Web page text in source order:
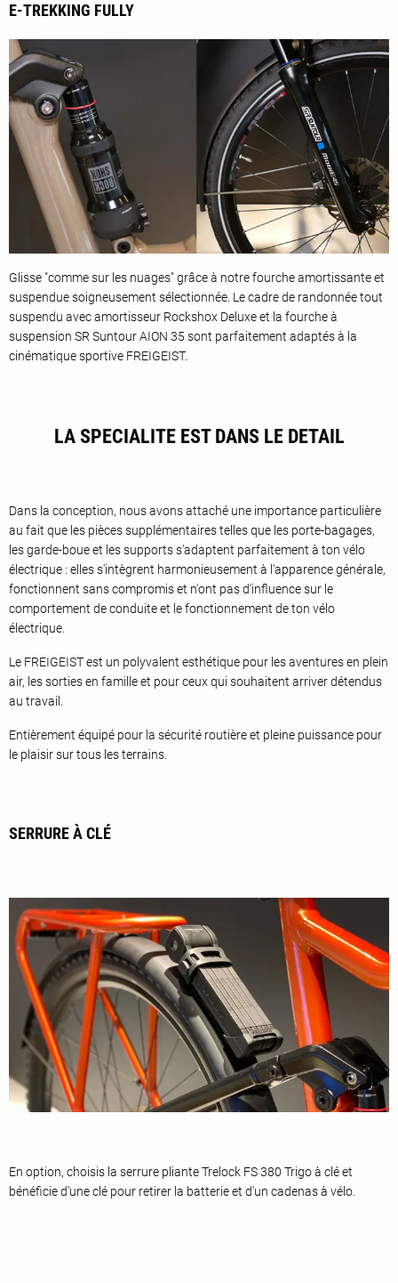
E-TREKKING FULLY
Glisse "comme sur les nuages" grâce à notre fourche amortissante et
suspendue soigneusement sélectionnée. Le cadre de randonnée tout
suspendu avec amortisseur Rockshox Deluxe et la fourche à
suspension SR Suntour AION 35 sont parfaitement adaptés à la
cinématique sportive FREIGEIST.
LA SPECIALITE EST DANS LE DETAIL
Dans la conception, nous avons attaché une importance particulière
au fait que les pièces supplémentaires telles que les porte-bagages,
les garde-boue et les supports s'adaptent parfaitement à ton vélo
électrique : elles s'intègrent harmonieusement à l'apparence générale,
fonctionnent sans compromis et n'ont pas d'influence sur le
comportement de conduite et le fonctionnement de ton vélo
électrique.
Le FREIGEIST est un polyvalent esthétique pour les aventures en plein
air, les sorties en famille et pour ceux qui souhaitent arriver détendus
au travail.
Entièrement équipé pour la sécurité routière et pleine puissance pour
le plaisir sur tous les terrains.
SERRURE À CLÉ
En option, choisis la serrure pliante Trelock FS 380 Trigo à clé et
bénéficie d'une clé pour retirer la batterie et d'un cadenas à vélo.